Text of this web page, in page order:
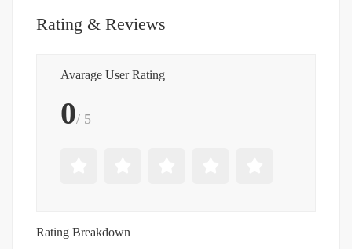
Rating & Reviews
Avarage User Rating
0/ 5
Rating Breakdown